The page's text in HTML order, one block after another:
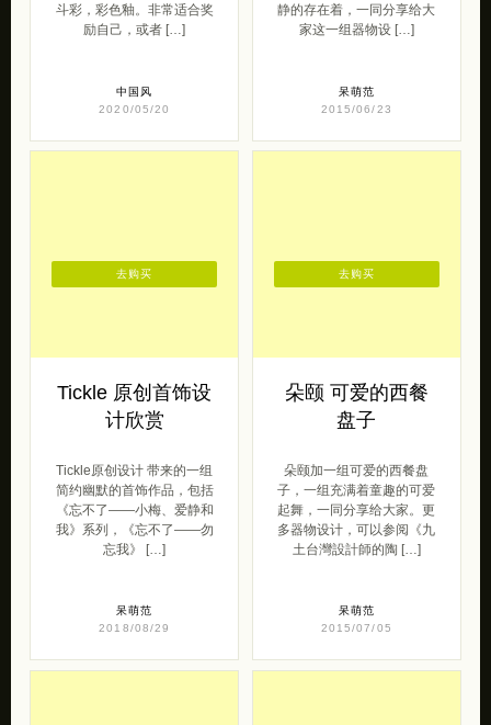
斗彩，彩色釉。非常适合奖
励自己，或者 […]
中国风
2020/05/20
静的存在着，一同分享给大
家这一组器物设 […]
呆萌范
2015/06/23
Tickle 原创首饰设
计欣赏
Tickle原创设计 带来的一组
简约幽默的首饰作品，包括
《忘不了——小梅、爱静和
我》系列，《忘不了——勿
忘我》 […]
呆萌范
2018/08/29
去购买
朵颐 可爱的西餐
盘子
朵颐加一组可爱的西餐盘
子，一组充满着童趣的可爱
起舞，一同分享给大家。更
多器物设计，可以参阅《九
土台灣設計師的陶 […]
呆萌范
2015/07/05
去购买